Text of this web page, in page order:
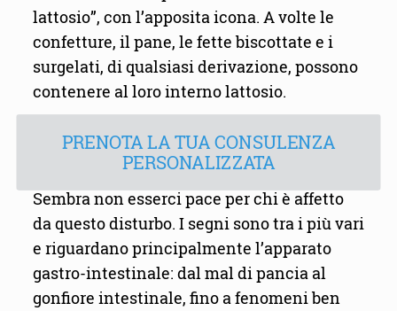
lattosio”, con l’apposita icona. A volte le
confetture, il pane, le fette biscottate e i
surgelati, di qualsiasi derivazione, possono
contenere al loro interno lattosio.
PRENOTA LA TUA CONSULENZA
PERSONALIZZATA
Sembra non esserci pace per chi è affetto
da questo disturbo. I segni sono tra i più vari
e riguardano principalmente l’apparato
gastro-intestinale: dal mal di pancia al
gonfiore intestinale, fino a fenomeni ben